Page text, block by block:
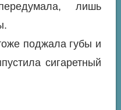
лишь
поджала губы и
сигаретный